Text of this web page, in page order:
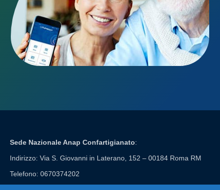
Sede Nazionale Anap Confartigianato:
Indirizzo: Via S. Giovanni in Laterano, 152 – 00184 Roma RM
Telefono: 0670374202